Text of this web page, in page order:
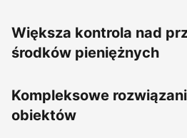
Większa kontrola nad
środków pieniężnych
Kompleksowe
obiektów